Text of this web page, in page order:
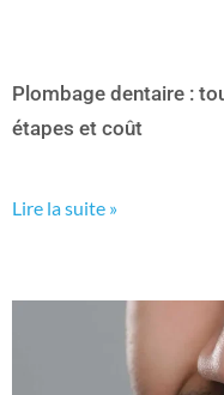
Plombage dentaire :
étapes et coût
Lire la suite »